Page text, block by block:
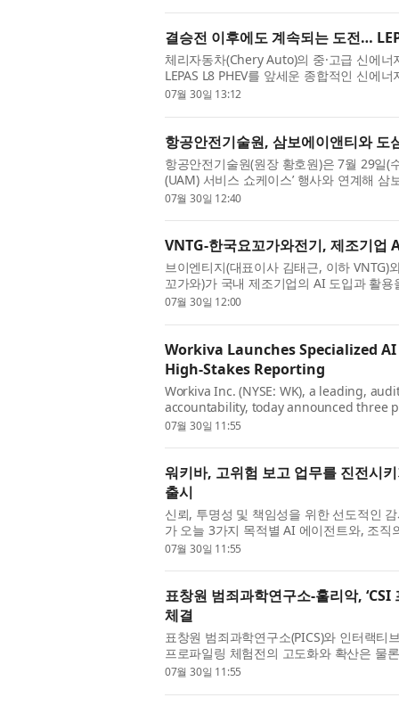
결승전 이후에도 계속되는 도전…
체리자동차(Chery Auto)의 중·고급 신에너
LEPAS L8 PHEV를 앞세운 종합적인 신에
다. 새 라인업은 우아한 디자인, 첨단 지능
07월 30일 13:12
항공안전기술원, 삼보에이앤티와 도
항공안전기술원(원장 황호원)은 7월 29일(
(UAM) 서비스 쇼케이스’ 행사와 연계해
을 체결했다. 이날 협약식에는 항공안전기
07월 30일 12:40
VNTG-한국요꼬가와전기, 제조기업
브이엔티지(대표이사 김태근, 이하
꼬가와)가 국내 제조기업의 AI 도입과 활
일 밝혔다. 양사는 지난 29일 서울 마포구
07월 30일 12:00
Workiva Launches Specialized
High-Stakes Reporting
Workiva Inc. (NYSE: WK), a leading,
accountability, today announced three
persistent intelligence layer grounded
07월 30일 11:55
워키바, 고위험 보고 업무를 진전시
출시
신뢰, 투명성 및 책임성을 위한 선도적인
가 오늘 3가지 목적별 AI 에이전트와, 조
레이어인 워크바 놀리지(Workiva
07월 30일 11:55
표창원 범죄과학연구소-훌리악,
체결
표창원 범죄과학연구소(PICS)와 인터랙
프로파일링 체험전의 고도화와 확산은 물
위한 업무협약(MOU)을 체결했다고 밝혔
07월 30일 11:55